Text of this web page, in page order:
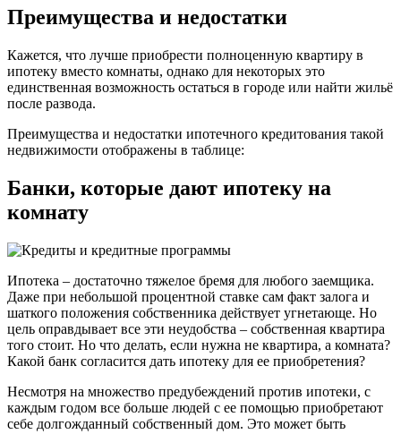
Преимущества и недостатки
Кажется, что лучше приобрести полноценную квартиру в
ипотеку вместо комнаты, однако для некоторых это
единственная возможность остаться в городе или найти жильё
после развода.
Преимущества и недостатки ипотечного кредитования такой
недвижимости отображены в таблице:
Банки, которые дают ипотеку на
комнату
Ипотека – достаточно тяжелое бремя для любого заемщика.
Даже при небольшой процентной ставке сам факт залога и
шаткого положения собственника действует угнетающе. Но
цель оправдывает все эти неудобства – собственная квартира
того стоит. Но что делать, если нужна не квартира, а комната?
Какой банк согласится дать ипотеку для ее приобретения?
Несмотря на множество предубеждений против ипотеки, с
каждым годом все больше людей с ее помощью приобретают
себе долгожданный собственный дом. Это может быть